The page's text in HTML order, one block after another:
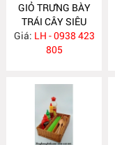
GIỎ TRƯNG BÀY
TRÁI CÂY SIÊU
THỊ MÂY NHỰA
NH323
Giá: LH - 0938 423
805